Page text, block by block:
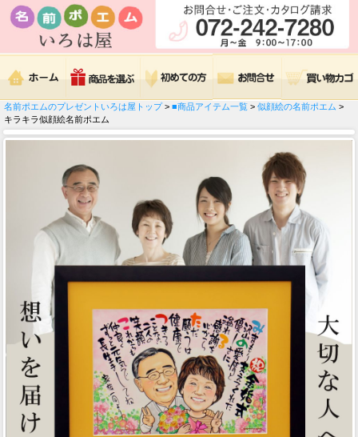
名前ポエムのプレゼントいろは屋トップ> ■商品アイテム一覧 > 似顔絵の名前ポエム >
キラキラ似顔絵名前ポエム